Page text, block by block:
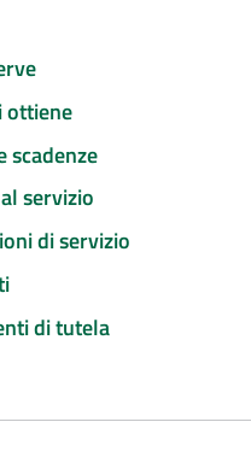
ottiene
scadenze
servizio
di servizio
di tutela